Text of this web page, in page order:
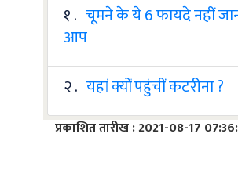
१ . चूमने के ये 6 फायदे नहीं
आप
२ . यहां क्यों पहुंचीं कटरीना ?
प्रकाशित तारीख : 2021-08-17